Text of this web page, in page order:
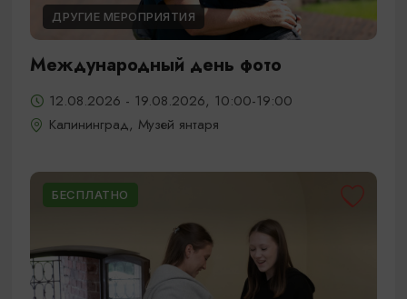
ДРУГИЕ МЕРОПРИЯТИЯ
Международный день фото
12.08.2026 - 19.08.2026, 10:00-19:00
Калининград, Музей янтаря
БЕСПЛАТНО